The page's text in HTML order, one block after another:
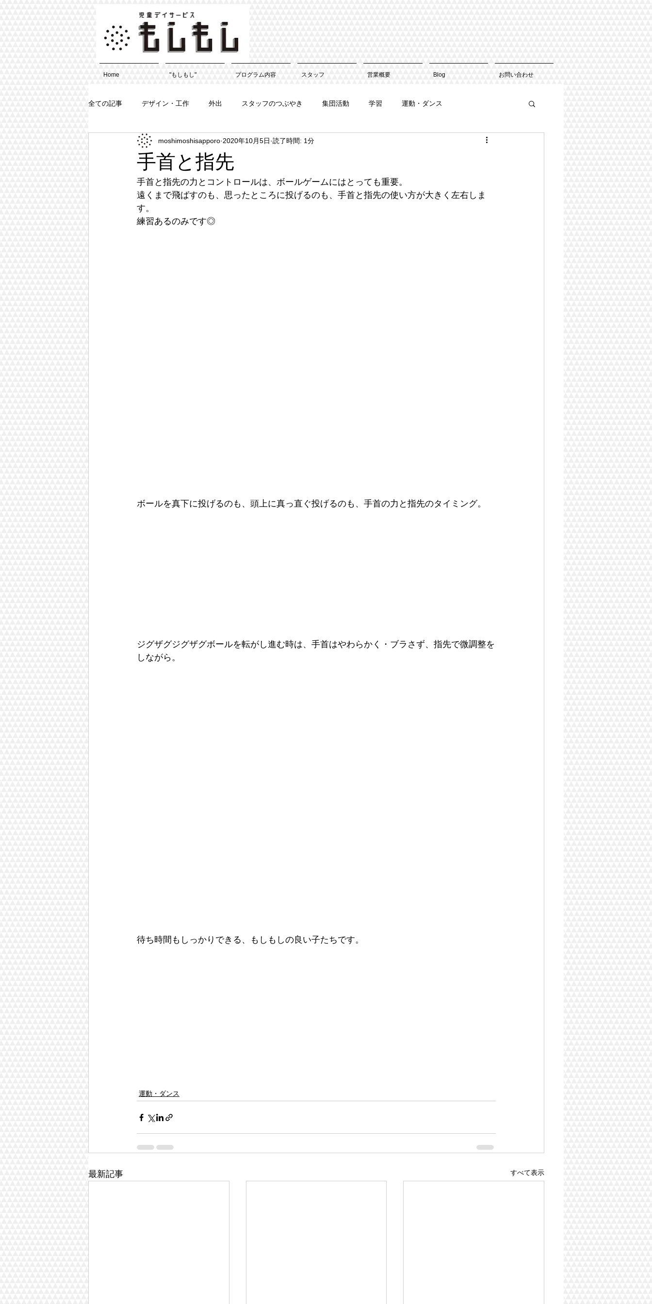
Home "もしもし" プログラム内容 スタッフ 営業概要 Blog お問い合わせ
全ての記事 デザイン・工作 外出 スタッフのつぶやき 集団活動 学習 運動・ダンス
手首と指先
moshimoshisapporo 2020年10月5日 読了時間: 1分
手首と指先の力とコントロールは、ボールゲームにはとっても重要。
遠くまで飛ばすのも、思ったところに投げるのも、手首と指先の使い方が大きく左右しま
す。
練習あるのみです◎
ボールを真下に投げるのも、頭上に真っ直ぐ投げるのも、手首の力と指先のタイミング。
ジグザグジグザグボールを転がし進む時は、手首はやわらかく・ブラさず、指先で微調整を
しながら。
待ち時間もしっかりできる、もしもしの良い子たちです。
運動・ダンス
最新記事 すべて表示